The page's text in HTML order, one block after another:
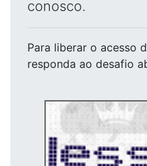
conosco.
Para liberar o acesso
responda ao desafio